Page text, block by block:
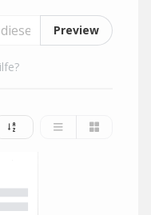
Preview